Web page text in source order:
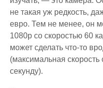
не такая уж редкость,
евро. Тем не менее, он
1080p со скоростью 60
может сделать что-то
(максимальная скорость
секунду).